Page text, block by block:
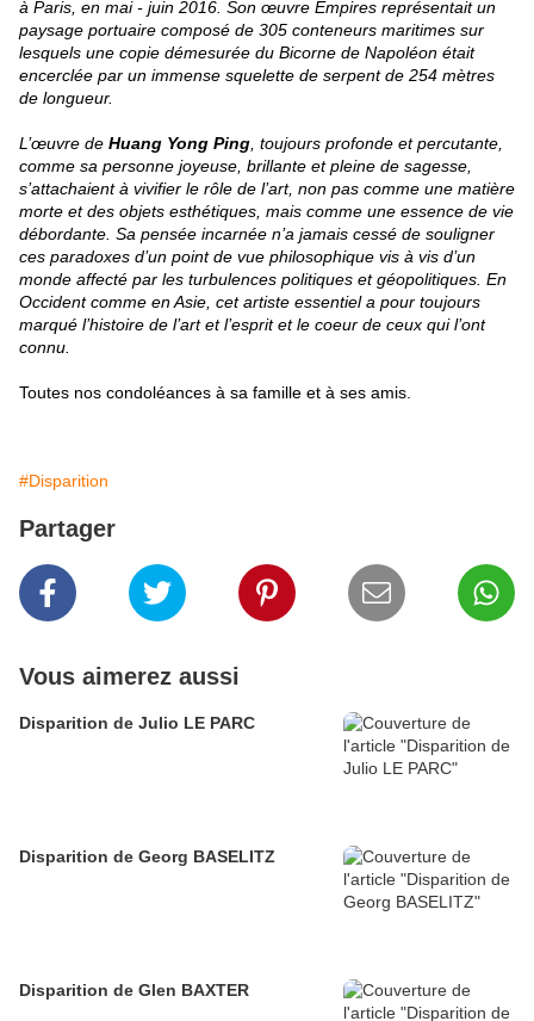
à Paris, en mai - juin 2016. Son œuvre Empires représentait un
paysage portuaire composé de 305 conteneurs maritimes sur
lesquels une copie démesurée du Bicorne de Napoléon était
encerclée par un immense squelette de serpent de 254 mètres
de longueur.
L’œuvre de Huang Yong Ping , toujours profonde et percutante,
comme sa personne joyeuse, brillante et pleine de sagesse,
s’attachaient à vivifier le rôle de l’art, non pas comme une matière
morte et des objets esthétiques, mais comme une essence de vie
débordante. Sa pensée incarnée n’a jamais cessé de souligner
ces paradoxes d’un point de vue philosophique vis à vis d’un
monde affecté par les turbulences politiques et géopolitiques. En
Occident comme en Asie, cet artiste essentiel a pour toujours
marqué l’histoire de l’art et l’esprit et le coeur de ceux qui l’ont
connu.
Toutes nos condoléances à sa famille et à ses amis.
#Disparition
Partager
Vous aimerez aussi
Disparition de Julio LE PARC
Disparition de Georg BASELITZ
Disparition de Glen BAXTER